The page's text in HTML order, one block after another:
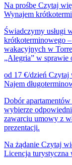
Na prośbę Czytaj
Wynajem
Świadczymy usługi
krótkoterminowego
wakacyjnych w
„Alegria” w sprawie
od 17 €/dzień Czytaj
Najem
Dobór
wybierze
zawarciu umowy z
prezentacji.
Na żądanie Czytaj
Licencja turystyczna